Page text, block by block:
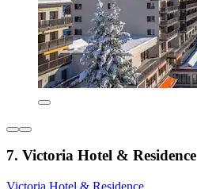
7. Victoria Hotel & Residence
Victoria Hotel & Residence